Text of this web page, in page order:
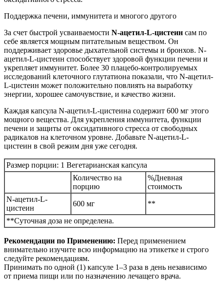
Поддержка печени, иммунитета и многого другого
За счет быстрой усваиваемости N-ацетил-L-цистеин сам по
себе является мощным питательным веществом. Он
поддерживает здоровье дыхательной системы и бронхов. N-
ацетил-L-цистеин способствует здоровой функции печени и
укрепляет иммунитет. Более 30 плацебо-контролируемых
исследований клеточного глутатиона показали, что N-ацетил-
L-цистеин может положительно повлиять на выработку
энергии, хорошее самочувствие, и качество жизни.
Каждая капсула N-ацетил-L-цистеина содержит 600 мг этого
мощного вещества. Для укрепления иммунитета, функции
печени и защиты от оксидативного стресса от свободных
радикалов на клеточном уровне. Добавьте N-ацетил-L-
цистеин в свой режим дня уже сегодня.
Размер порции: 1 Вегетарианская капсула
Количество на
порцию
%Дневная
стоимость
N-ацетил-L-
цистеин
600 мг **
**Суточная доза не определена.
Рекомендации по Применению: Перед применением
внимательно изучите всю информацию на этикетке и строго
следуйте рекомендациям.
Принимать по одной (1) капсуле 1–3 раза в день независимо
от приема пищи или по назначению лечащего врача.